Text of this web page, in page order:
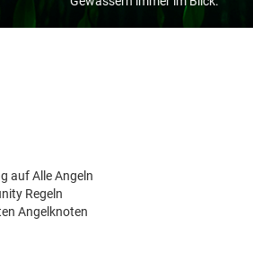
auf Alle Angeln
Regeln
Angelknoten